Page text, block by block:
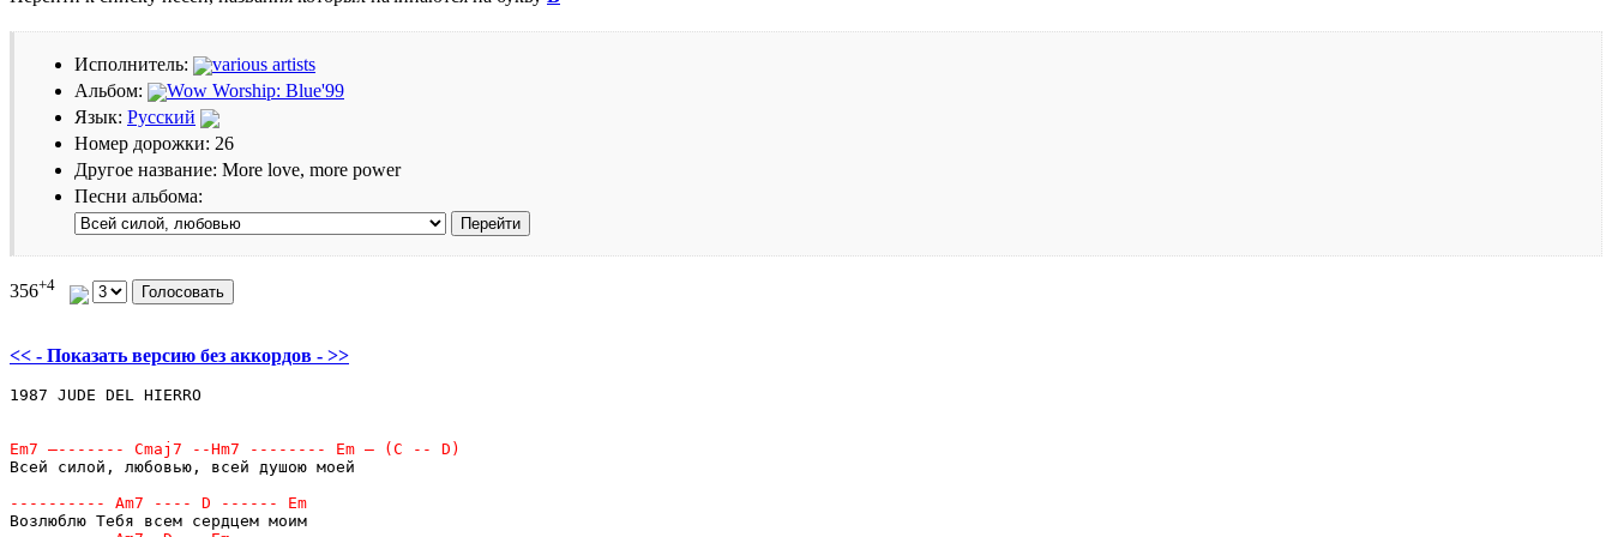
Исполнитель:
various artists
Альбом:
Wow Worship: Blue'99
Язык: Русский
Номер дорожки: 26
Другое название: More love, more power
Песни альбома:
356+4
<< - Показать версию без аккордов - >>
1987 JUDE DEL HIERRO
Всей силой, любовью, всей душою моей